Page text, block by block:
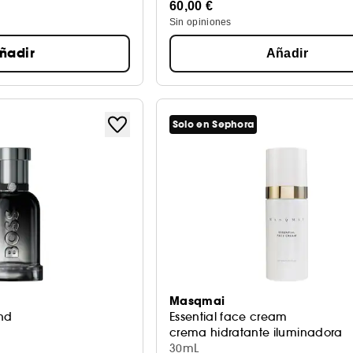
60,00 €
Sin opiniones
Añadir
Solo en Sephora
Masqmai
Essential face cream
crema hidratante iluminadora
30mL